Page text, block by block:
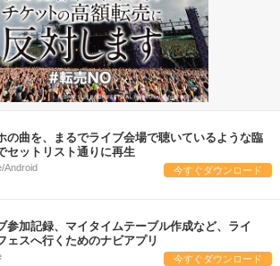
の曲を、まるでライブ会場で聴いているような臨
セットリスト通りに再生
Android 今すぐダウンロード
参加記録、マイタイムテーブル作成など、ライ
ェスへ行くためのナビアプリ
今すぐダウンロード